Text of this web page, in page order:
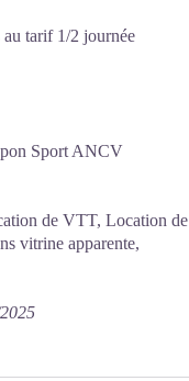
tarif 1/2 journée
Sport ANCV
de VTT, Location de
vitrine apparente,